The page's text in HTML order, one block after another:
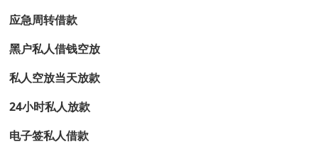
应急周转借款
黑户私人借钱空放
私人空放当天放款
24小时私人放款
电子签私人借款